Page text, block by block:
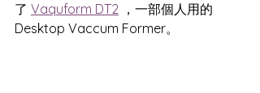
了 Vaquform DT2 ，一部個人用的
Desktop Vaccum Former。